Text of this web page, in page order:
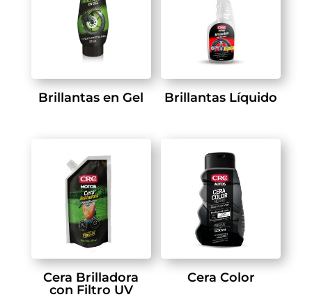
Brillantas en Gel Brillantas Líquido
Cera Brilladora
con Filtro UV
Cera Color